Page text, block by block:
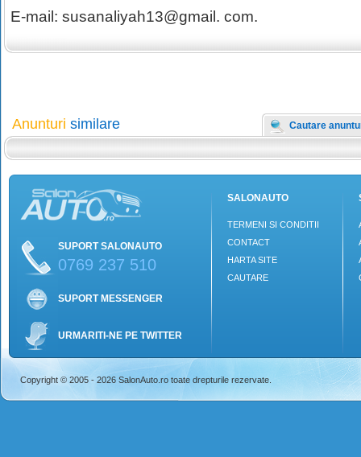
E-mail: susanaliyah13@gmail. com.
Anunturi similare Cautare
SUPORT SALONAUTO
0769 237 510
SUPORT MESSENGER
URMARITI-NE PE TWITTER
SALONAUTO
TERMENI SI CONDITII
CONTACT
HARTA SITE
CAUTARE
Copyright © 2005 - 2026 SalonAuto.ro toate drepturile rezervate.